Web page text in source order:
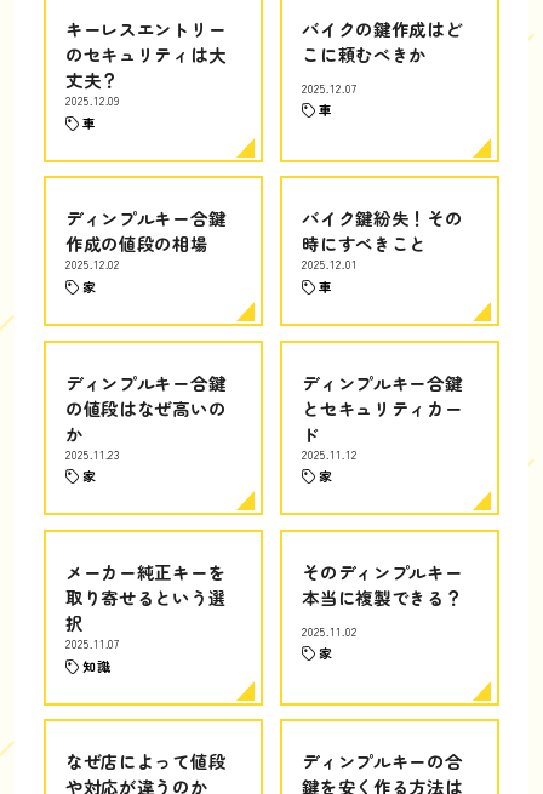
キーレスエントリー
のセキュリティは大
丈夫？
2025.12.09
車
バイクの鍵作成はど
こに頼むべきか
2025.12.07
車
ディンプルキー合鍵
作成の値段の相場
2025.12.02
家
バイク鍵紛失！その
時にすべきこと
2025.12.01
車
ディンプルキー合鍵
の値段はなぜ高いの
か
2025.11.23
家
ディンプルキー合鍵
とセキュリティカー
ド
2025.11.12
家
メーカー純正キーを
取り寄せるという選
択
2025.11.07
知識
そのディンプルキー
本当に複製できる？
2025.11.02
家
なぜ店によって値段
や対応が違うのか
ディンプルキーの合
鍵を安く作る方法は